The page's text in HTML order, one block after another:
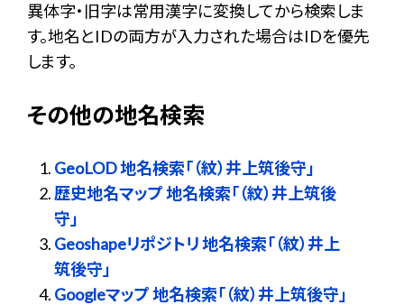
異体字・旧字は常用漢字に変換してから検索しま
す。地名とIDの両方が入力された場合はIDを優先
します。
その他の地名検索
GeoLOD 地名検索「（紋）井上筑後守」
歴史地名マップ 地名検索「（紋）井上筑後
守」
Geoshapeリポジトリ 地名検索「（紋）井上
筑後守」
Googleマップ 地名検索「（紋）井上筑後守」